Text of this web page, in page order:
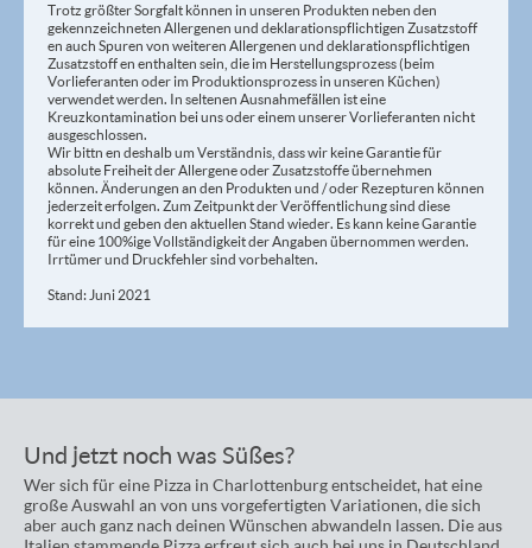
Trotz größter Sorgfalt können in unseren Produkten neben den
gekennzeichneten Allergenen und deklarationspflichtigen Zusatzstoff
en auch Spuren von weiteren Allergenen und deklarationspflichtigen
Zusatzstoff en enthalten sein, die im Herstellungsprozess (beim
Vorlieferanten oder im Produktionsprozess in unseren Küchen)
verwendet werden. In seltenen Ausnahmefällen ist eine
Kreuzkontamination bei uns oder einem unserer Vorlieferanten nicht
ausgeschlossen.
Wir bittn en deshalb um Verständnis, dass wir keine Garantie für
absolute Freiheit der Allergene oder Zusatzstoffe übernehmen
können. Änderungen an den Produkten und / oder Rezepturen können
jederzeit erfolgen. Zum Zeitpunkt der Veröffentlichung sind diese
korrekt und geben den aktuellen Stand wieder. Es kann keine Garantie
für eine 100%ige Vollständigkeit der Angaben übernommen werden.
Irrtümer und Druckfehler sind vorbehalten.
Stand: Juni 2021
Und jetzt noch was Süßes?
Wer sich für eine Pizza in Charlottenburg entscheidet, hat eine
große Auswahl an von uns vorgefertigten Variationen, die sich
aber auch ganz nach deinen Wünschen abwandeln lassen. Die aus